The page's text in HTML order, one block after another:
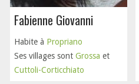
Fabienne Giovanni
Habite à Propriano
Ses villages sont Grossa et
Cuttoli-Corticchiato